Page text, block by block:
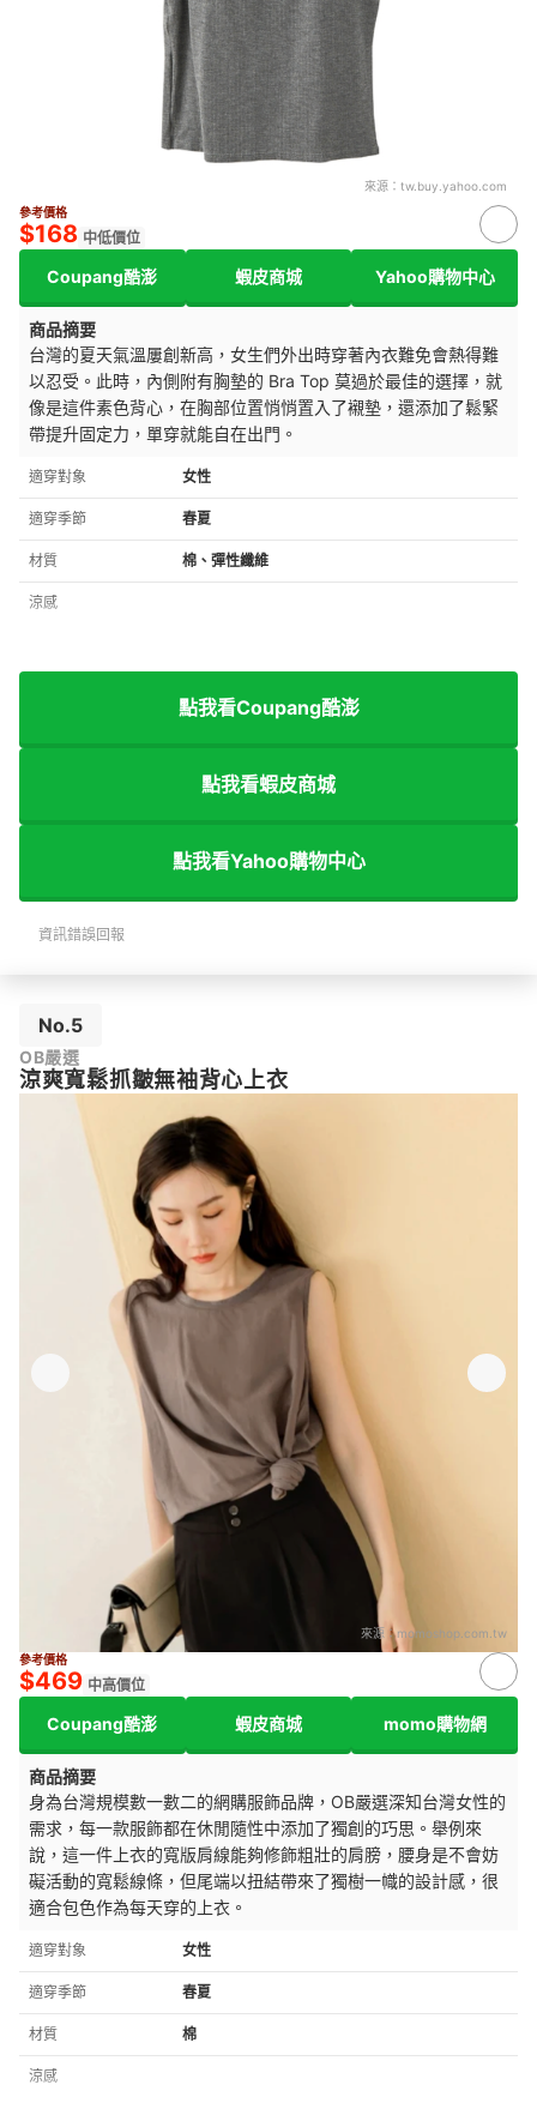
來源： tw.buy.yahoo.com
參考價格
$168 中低價位
Coupang酷澎 蝦皮商城 Yahoo購物中心
商品摘要
台灣的夏天氣溫屢創新高，女生們外出時穿著內衣難免會熱得難
以忍受。此時，內側附有胸墊的 Bra Top 莫過於最佳的選擇，就
像是這件素色背心，在胸部位置悄悄置入了襯墊，還添加了鬆緊
帶提升固定力，單穿就能自在出門。
適穿對象 女性
適穿季節 春夏
材質 棉、彈性纖維
涼感
點我看Coupang酷澎
點我看蝦皮商城
點我看Yahoo購物中心
資訊錯誤回報
No.5
OB嚴選
涼爽寬鬆抓皺無袖背心上衣
來源：momoshop.com.tw
參考價格
$469 中高價位
Coupang酷澎 蝦皮商城 momo購物網
商品摘要
身為台灣規模數一數二的網購服飾品牌，OB嚴選深知台灣女性的
需求，每一款服飾都在休閒隨性中添加了獨創的巧思。舉例來
說，這一件上衣的寬版肩線能夠修飾粗壯的肩膀，腰身是不會妨
礙活動的寬鬆線條，但尾端以扭結帶來了獨樹一幟的設計感，很
適合包色作為每天穿的上衣。
適穿對象 女性
適穿季節 春夏
材質 棉
涼感